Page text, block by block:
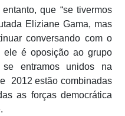
que “se tivermos
Eliziane Gama, mas
conversando com o
ele é oposição ao grupo
entramos unidos na
2012 estão combinadas
as forças democrática